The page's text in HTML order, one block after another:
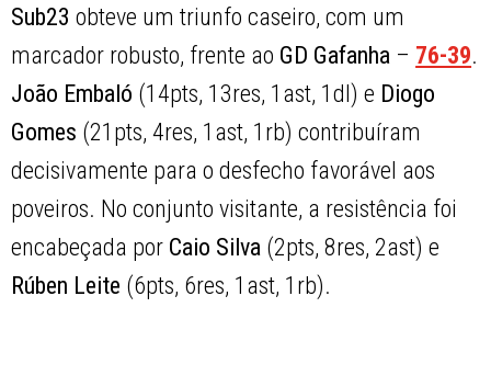
Sub23 obteve um triunfo caseiro, com um
marcador robusto, frente ao GD Gafanha – 76-39.
João Embaló (14pts, 13res, 1ast, 1dl) e Diogo
Gomes (21pts, 4res, 1ast, 1rb) contribuíram
decisivamente para o desfecho favorável aos
poveiros. No conjunto visitante, a resistência foi
encabeçada por Caio Silva (2pts, 8res, 2ast) e
Rúben Leite (6pts, 6res, 1ast, 1rb).